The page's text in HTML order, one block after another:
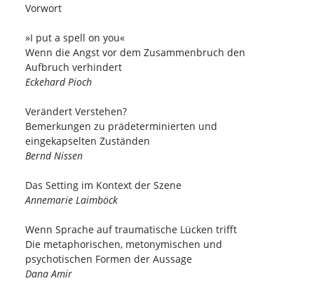
Vorwort
»I put a spell on you«
Wenn die Angst vor dem Zusammenbruch den
Aufbruch verhindert
Eckehard Pioch
Verändert Verstehen?
Bemerkungen zu prädeterminierten und
eingekapselten Zuständen
Bernd Nissen
Das Setting im Kontext der Szene
Annemarie Laimböck
Wenn Sprache auf traumatische Lücken trifft
Die metaphorischen, metonymischen und
psychotischen Formen der Aussage
Dana Amir